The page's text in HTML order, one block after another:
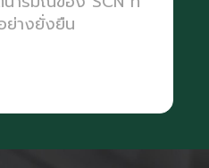
ย่างยั่งยืน